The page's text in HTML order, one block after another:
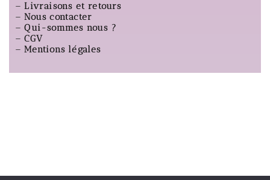
–Livraisons et retours
–Nous contacter
–Qui-sommes nous ?
–CGV
–Mentions légales